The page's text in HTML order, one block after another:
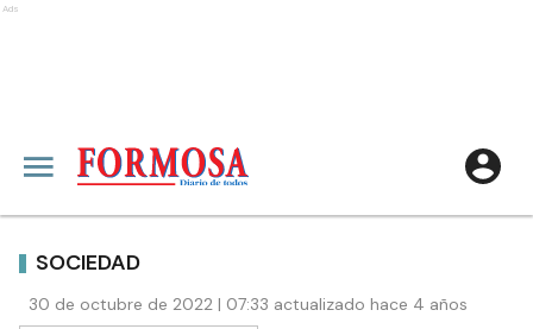
Ads
SOCIEDAD
30 de octubre de 2022 | 07:33 actualizado hace 4 años